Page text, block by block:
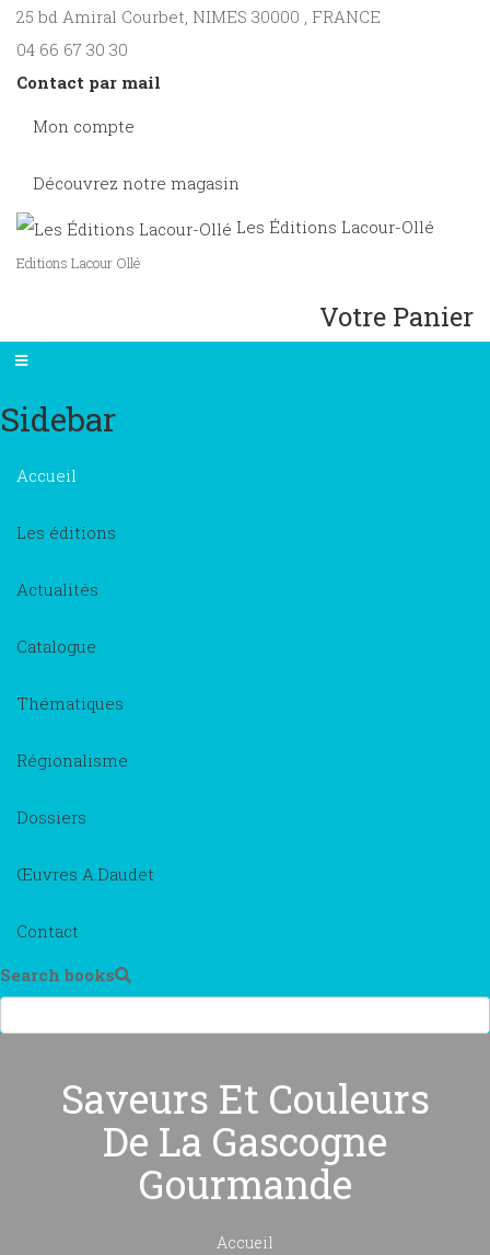
25 bd Amiral Courbet, NIMES 30000 , FRANCE
04 66 67 30 30
Contact par mail
Mon compte
Découvrez notre magasin
Les Éditions Lacour-Ollé
Editions Lacour Ollé
Votre Panier
Sidebar
Accueil
Les éditions
Actualités
Catalogue
Thématiques
Régionalisme
Dossiers
Œuvres A.Daudet
Contact
Search books
Saveurs Et Couleurs
De La Gascogne
Gourmande
Accueil